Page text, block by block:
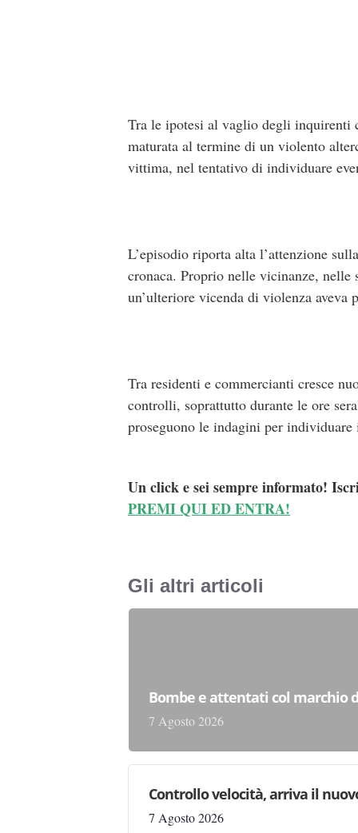
Tra le ipotesi al vaglio degli inquirenti
maturata al termine di un violento
vittima, nel tentativo di individuare
L’episodio riporta alta l’attenzione
cronaca. Proprio nelle vicinanze, nelle
un’ulteriore vicenda di violenza
Tra residenti e commercianti cresce
controlli, soprattutto durante le ore
proseguono le indagini per
Un click e sei sempre informato!
PREMI QUI ED ENTRA!
Gli altri articoli
Bombe e attentati col marchio
7 Agosto 2026
Controllo velocità, arriva il
7 Agosto 2026